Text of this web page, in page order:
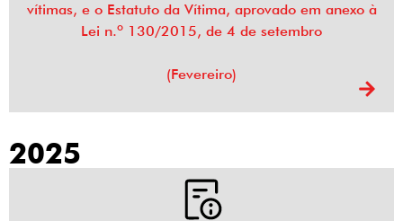
vítimas, e o Estatuto da Vítima, aprovado em anexo à
Lei n.º 130/2015, de 4 de setembro
(Fevereiro)
2025